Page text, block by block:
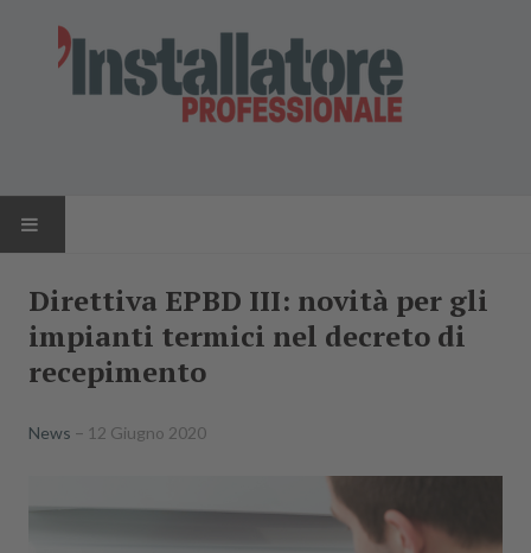
NEWS
Direttiva EPBD III: novità per gli
impianti termici nel decreto di
recepimento
News 12 Giugno 2020